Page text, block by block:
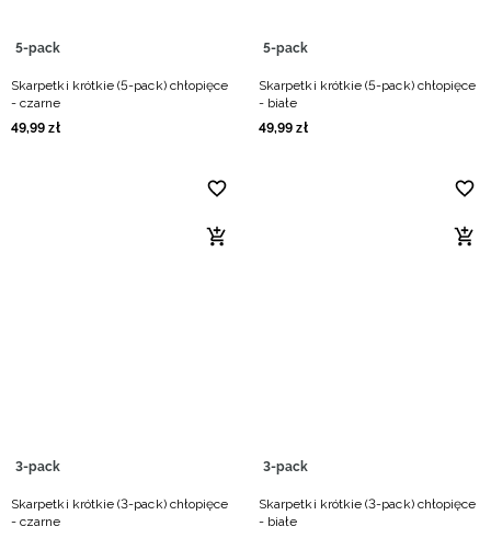
5-pack
Skarpetki krótkie (5-pack) chłopięce
- czarne
49,99 zł
5-pack
Skarpetki krótkie (5-pack) chłopięce
- białe
49,99 zł
3-pack
Skarpetki krótkie (3-pack) chłopięce
- czarne
3-pack
Skarpetki krótkie (3-pack) chłopięce
- białe